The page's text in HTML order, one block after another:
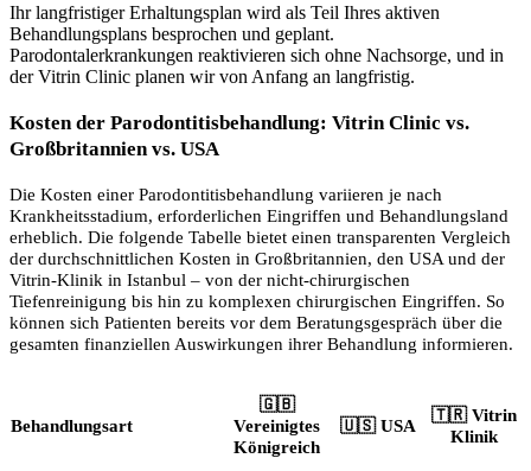
Ihr langfristiger Erhaltungsplan wird als Teil Ihres aktiven
Behandlungsplans besprochen und geplant.
Parodontalerkrankungen reaktivieren sich ohne Nachsorge, und in
der Vitrin Clinic planen wir von Anfang an langfristig.
Kosten der Parodontitisbehandlung: Vitrin Clinic vs.
Großbritannien vs. USA
Die Kosten einer Parodontitisbehandlung variieren je nach
Krankheitsstadium, erforderlichen Eingriffen und Behandlungsland
erheblich. Die folgende Tabelle bietet einen transparenten Vergleich
der durchschnittlichen Kosten in Großbritannien, den USA und der
Vitrin-Klinik in Istanbul – von der nicht-chirurgischen
Tiefenreinigung bis hin zu komplexen chirurgischen Eingriffen. So
können sich Patienten bereits vor dem Beratungsgespräch über die
gesamten finanziellen Auswirkungen ihrer Behandlung informieren.
Behandlungsart
🇬🇧
Vereinigtes
Königreich
🇺🇸 USA
🇹🇷 Vitrin
Klinik